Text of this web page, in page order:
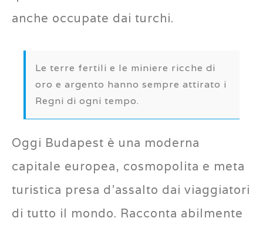
anche occupate dai turchi.
Le terre fertili e le miniere ricche di
oro e argento hanno sempre attirato i
Regni di ogni tempo.
Oggi Budapest è una moderna
capitale europea, cosmopolita e meta
turistica presa d’assalto dai viaggiatori
di tutto il mondo. Racconta abilmente